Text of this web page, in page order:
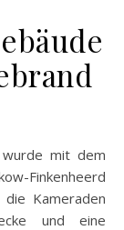
Finkenheerd
Kameraden
und eine